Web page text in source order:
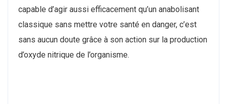
capable d’agir aussi efficacement qu’un anabolisant
classique sans mettre votre santé en danger, c’est
sans aucun doute grâce à son action sur la production
d’oxyde nitrique de l’organisme.